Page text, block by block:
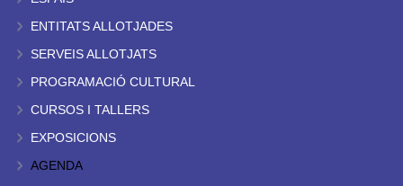
ENTITATS ALLOTJADES
SERVEIS ALLOTJATS
PROGRAMACIÓ CULTURAL
CURSOS I TALLERS
EXPOSICIONS
AGENDA